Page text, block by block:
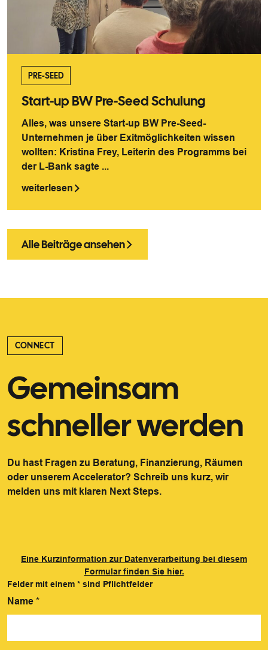
PRE-SEED
Start-up BW Pre-Seed Schulung
Alles, was unsere Start-up BW Pre-Seed-
Unternehmen je über Exitmöglichkeiten wissen
wollten: Kristina Frey, Leiterin des Programms bei
der L-Bank sagte ...
weiterlesen
Alle Beiträge ansehen
CONNECT
Gemeinsam
schneller werden
Du hast Fragen zu Beratung, Finanzierung, Räumen
oder unserem Accelerator? Schreib uns kurz, wir
melden uns mit klaren Next Steps.
Eine Kurzinformation zur Datenverarbeitung bei diesem
Formular finden Sie hier.
Felder mit einem * sind Pflichtfelder
Name *